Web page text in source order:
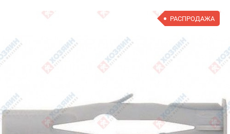
РАСПРОДАЖА